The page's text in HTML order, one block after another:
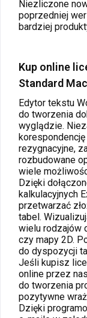
Niezliczone
poprzedniej
bardziej
Kup online
Standard
Edytor tekstu
do tworzenia
wyglądzie.
rezygnacyjne,
rozbudowane
wiele
Dzięki
kalkulacyjnych
przetwarzać
tabel.
wielu rodzajów
czy mapy 2D.
do dyspozycji
Jeśli kupisz
online przez
do tworzenia
pozytywne
Dzięki